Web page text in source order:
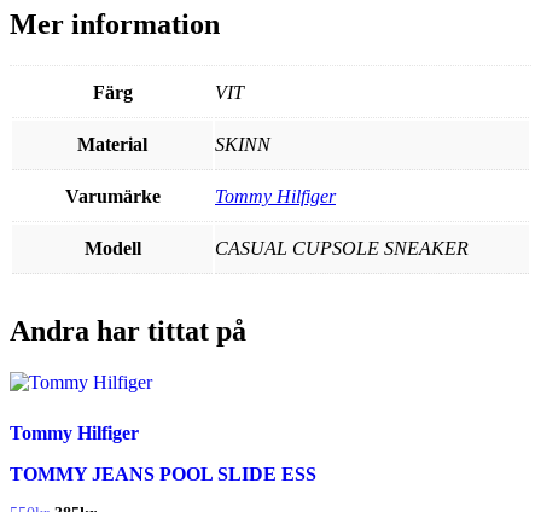
Mer information
Färg VIT
Material SKINN
Varumärke Tommy Hilfiger
Modell CASUAL CUPSOLE SNEAKER
Andra har tittat på
Tommy Hilfiger
TOMMY JEANS POOL SLIDE ESS